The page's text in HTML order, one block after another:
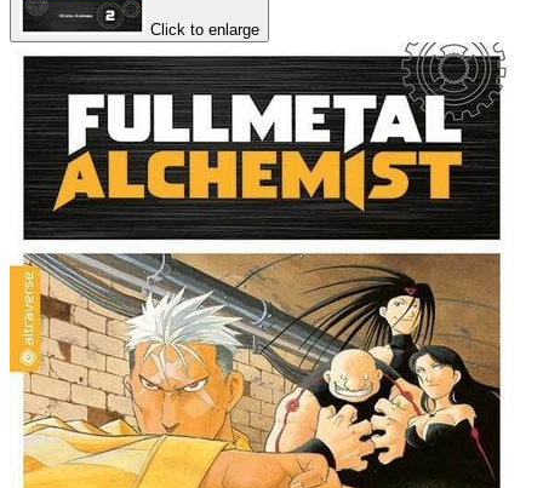
Click to enlarge